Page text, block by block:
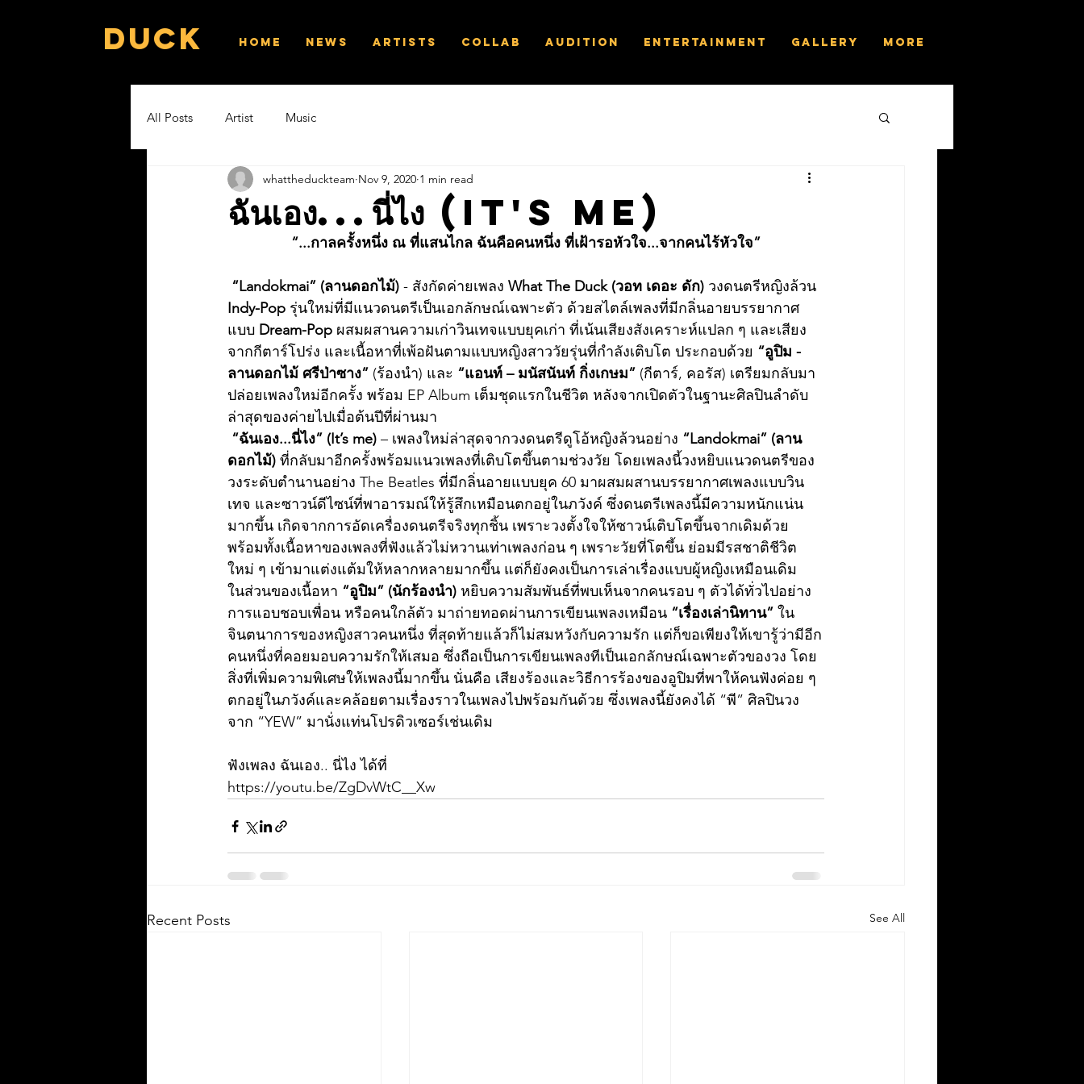
Duck Home News Artists Collab Audition Entertainment Gallery More
All Posts Artist Music
ฉันเอง...นี่ไง (It's me)
whattheduckteam Nov 9, 2020 1 min read
“...กาลครั้งหนึ่ง ณ ที่แสนไกล ฉันคือคนหนึ่ง ที่เฝ้ารอหัวใจ...จากคนไร้หัวใจ”
“Landokmai” (ลานดอกไม้) - สังกัดค่ายเพลง What The Duck (วอท เดอะ ดัก) วงดนตรีหญิงล้วน
Indy-Pop รุ่นใหม่ที่มีแนวดนตรีเป็นเอกลักษณ์เฉพาะตัว ด้วยสไตล์เพลงที่มีกลิ่นอายบรรยากาศ
แบบ Dream-Pop ผสมผสานความเก่าวินเทจแบบยุคเก่า ที่เน้นเสียงสังเคราะห์แปลก ๆ และเสียง
จากกีตาร์โปร่ง และเนื้อหาที่เพ้อฝันตามแบบหญิงสาววัยรุ่นที่กำลังเติบโต ประกอบด้วย “อูปิม -
ลานดอกไม้ ศรีป่าซาง” (ร้องนำ) และ “แอนท์ – มนัสนันท์ กิ่งเกษม” (กีตาร์, คอรัส) เตรียมกลับมา
ปล่อยเพลงใหม่อีกครั้ง พร้อม EP Album เต็มชุดแรกในชีวิต หลังจากเปิดตัวในฐานะศิลปินลำดับ
ล่าสุดของค่ายไปเมื่อต้นปีที่ผ่านมา
“ฉันเอง...นี่ไง” (It’s me) – เพลงใหม่ล่าสุดจากวงดนตรีดูโอ้หญิงล้วนอย่าง “Landokmai” (ลาน
ดอกไม้) ที่กลับมาอีกครั้งพร้อมแนวเพลงที่เติบโตขึ้นตามช่วงวัย โดยเพลงนี้วงหยิบแนวดนตรีของ
วงระดับตำนานอย่าง The Beatles ที่มีกลิ่นอายแบบยุค 60 มาผสมผสานบรรยากาศเพลงแบบวิน
เทจ และซาวน์ดีไซน์ที่พาอารมณ์ให้รู้สึกเหมือนตกอยู่ในภวังค์ ซึ่งดนตรีเพลงนี้มีความหนักแน่น
มากขึ้น เกิดจากการอัดเครื่องดนตรีจริงทุกชิ้น เพราะวงตั้งใจให้ซาวน์เติบโตขึ้นจากเดิมด้วย
พร้อมทั้งเนื้อหาของเพลงที่ฟังแล้วไม่หวานเท่าเพลงก่อน ๆ เพราะวัยที่โตขึ้น ย่อมมีรสชาติชีวิต
ใหม่ ๆ เข้ามาแต่งแต้มให้หลากหลายมากขึ้น แต่ก็ยังคงเป็นการเล่าเรื่องแบบผู้หญิงเหมือนเดิม
ในส่วนของเนื้อหา “อูปิม” (นักร้องนำ) หยิบความสัมพันธ์ที่พบเห็นจากคนรอบ ๆ ตัวได้ทั่วไปอย่าง
การแอบชอบเพื่อน หรือคนใกล้ตัว มาถ่ายทอดผ่านการเขียนเพลงเหมือน “เรื่องเล่านิทาน” ใน
จินตนาการของหญิงสาวคนหนึ่ง ที่สุดท้ายแล้วก็ไม่สมหวังกับความรัก แต่ก็ขอเพียงให้เขารู้ว่ามีอีก
คนหนึ่งที่คอยมอบความรักให้เสมอ ซึ่งถือเป็นการเขียนเพลงทีเป็นเอกลักษณ์เฉพาะตัวของวง โดย
สิ่งที่เพิ่มความพิเศษให้เพลงนี้มากขึ้น นั่นคือ เสียงร้องและวิธีการร้องของอูปิมที่พาให้คนฟังค่อย ๆ
ตกอยู่ในภวังค์และคล้อยตามเรื่องราวในเพลงไปพร้อมกันด้วย ซึ่งเพลงนี้ยังคงได้ “พี” ศิลปินวง
จาก “YEW” มานั่งแท่นโปรดิวเซอร์เช่นเดิม
ฟังเพลง ฉันเอง.. นี่ไง ได้ที่
https://youtu.be/ZgDvWtC__Xw
Recent Posts See All